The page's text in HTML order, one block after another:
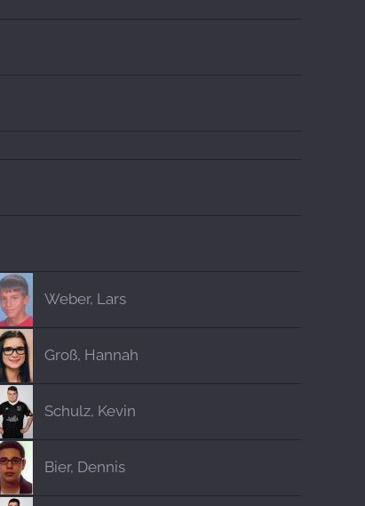
Weber, Lars
Groß, Hannah
Schulz, Kevin
Bier, Dennis